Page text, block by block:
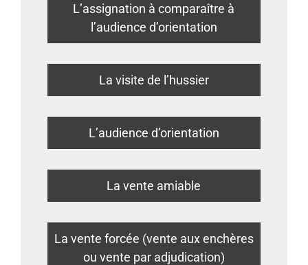
L’assignation à comparaître à
l’audience d’orientation
La visite de l’hussier
L’audience d’orientation
La vente amiable
La vente forcée (vente aux enchères
ou vente par adjudication)